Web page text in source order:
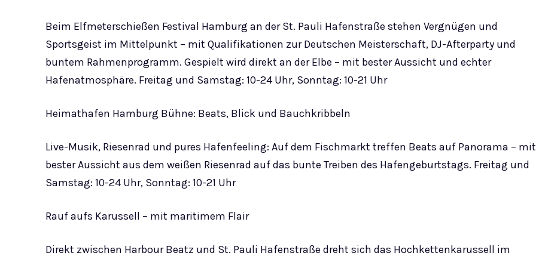
Beim Elfmeterschießen Festival Hamburg an der St. Pauli Hafenstraße stehen Vergnügen und
Sportsgeist im Mittelpunkt – mit Qualifikationen zur Deutschen Meisterschaft, DJ-Afterparty und
buntem Rahmenprogramm. Gespielt wird direkt an der Elbe – mit bester Aussicht und echter
Hafenatmosphäre. Freitag und Samstag: 10-24 Uhr, Sonntag: 10-21 Uhr
Heimathafen Hamburg Bühne: Beats, Blick und Bauchkribbeln
Live-Musik, Riesenrad und pures Hafenfeeling: Auf dem Fischmarkt treffen Beats auf Panorama – mit
bester Aussicht aus dem weißen Riesenrad auf das bunte Treiben des Hafengeburtstags. Freitag und
Samstag: 10-24 Uhr, Sonntag: 10-21 Uhr
Rauf aufs Karussell – mit maritimem Flair
Direkt zwischen Harbour Beatz und St. Pauli Hafenstraße dreht sich das Hochkettenkarussell im